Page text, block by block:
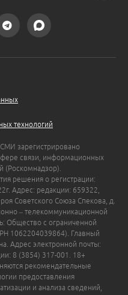
технологий
зарегистрировано
связи, информационных
(Роскомнадзор).
решения о регистрации:
Адрес: редакции: 659322,
Советского Союза Спекова, д.
– телекоммуникационной
Общество с ограниченной
1062204039864). Главный
Адрес электронной почты:
8 (3854) 317-001. 18+
рекомендательные
предоставления
и анализа сведений,